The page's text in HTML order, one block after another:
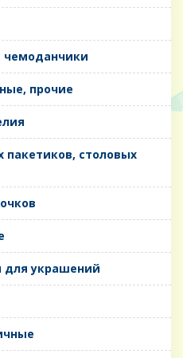
чемоданчики
прочие
столовых
для украшений